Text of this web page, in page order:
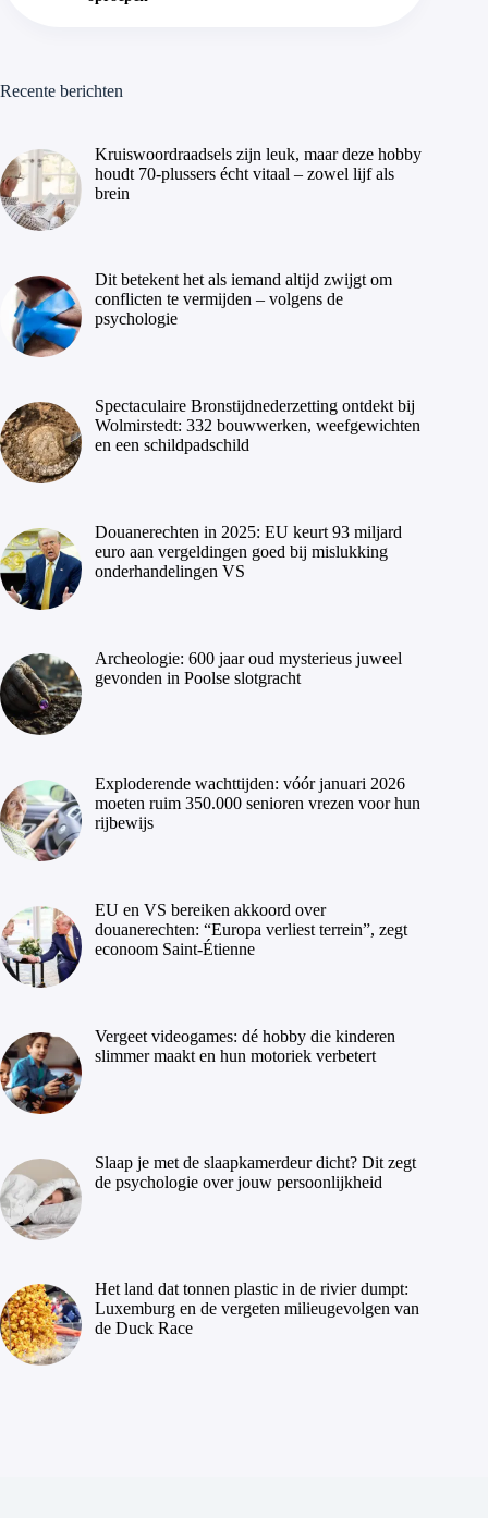
Recente berichten
Kruiswoordraadsels zijn leuk, maar deze hobby
houdt 70-plussers écht vitaal – zowel lijf als
brein
Dit betekent het als iemand altijd zwijgt om
conflicten te vermijden – volgens de
psychologie
Spectaculaire Bronstijdnederzetting ontdekt bij
Wolmirstedt: 332 bouwwerken, weefgewichten
en een schildpadschild
Douanerechten in 2025: EU keurt 93 miljard
euro aan vergeldingen goed bij mislukking
onderhandelingen VS
Archeologie: 600 jaar oud mysterieus juweel
gevonden in Poolse slotgracht
Exploderende wachttijden: vóór januari 2026
moeten ruim 350.000 senioren vrezen voor hun
rijbewijs
EU en VS bereiken akkoord over
douanerechten: “Europa verliest terrein”, zegt
econoom Saint-Étienne
Vergeet videogames: dé hobby die kinderen
slimmer maakt en hun motoriek verbetert
Slaap je met de slaapkamerdeur dicht? Dit zegt
de psychologie over jouw persoonlijkheid
Het land dat tonnen plastic in de rivier dumpt:
Luxemburg en de vergeten milieugevolgen van
de Duck Race